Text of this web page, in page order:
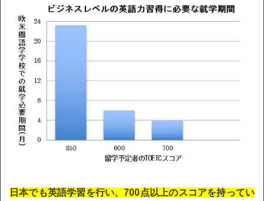
日本でも英語学習を行い、700点以上のスコアを持ってい